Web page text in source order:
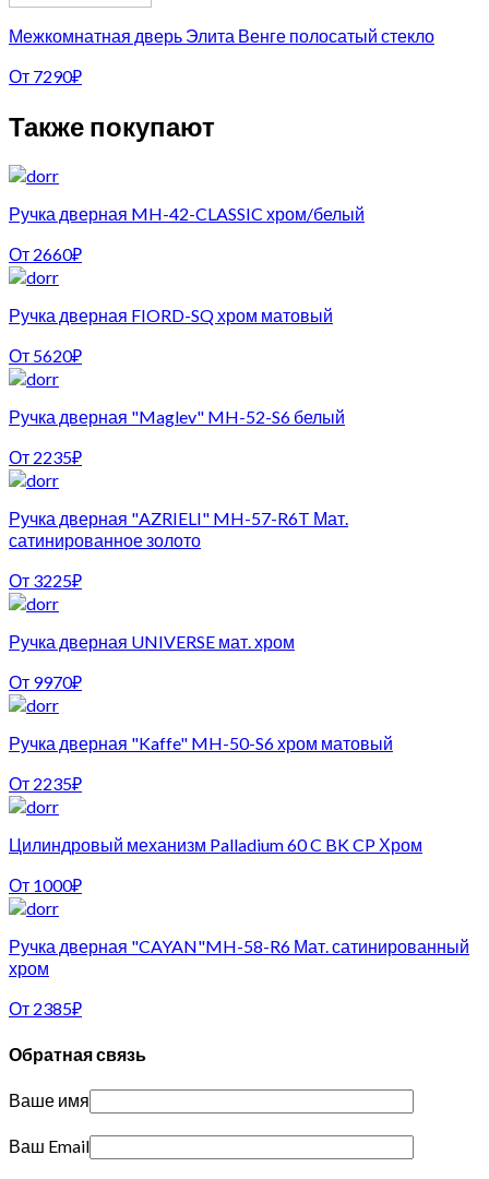
Межкомнатная дверь Элита Венге полосатый стекло
От 7290₽
Также покупают
Ручка дверная MH-42-CLASSIC хром/белый
От 2660₽
Ручка дверная FIORD-SQ хром матовый
От 5620₽
Ручка дверная "Maglev" MH-52-S6 белый
От 2235₽
Ручка дверная "AZRIELI" MH-57-R6T Мат.
сатинированное золото
От 3225₽
Ручка дверная UNIVERSE мат. хром
От 9970₽
Ручка дверная "Kaffe" MH-50-S6 хром матовый
От 2235₽
Цилиндровый механизм Palladium 60 C BK CP Хром
От 1000₽
Ручка дверная "CAYAN"MH-58-R6 Мат. сатинированный
хром
От 2385₽
Обратная связь
Ваше имя
Ваш Email